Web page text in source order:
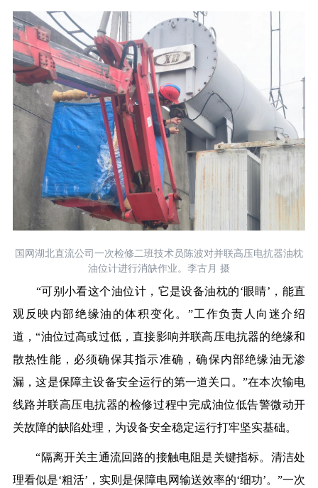
国网湖北直流公司一次检修二班技术员陈波对并联高压电抗器油枕
油位计进行消缺作业。李古月 摄
“可别小看这个油位计，它是设备油枕的‘眼睛’，能直
观反映内部绝缘油的体积变化。”工作负责人向迷介绍
道，“油位过高或过低，直接影响并联高压电抗器的绝缘和
散热性能，必须确保其指示准确，确保内部绝缘油无渗
漏，这是保障主设备安全运行的第一道关口。”在本次输电
线路并联高压电抗器的检修过程中完成油位低告警微动开
关故障的缺陷处理，为设备安全稳定运行打牢坚实基础。
“隔离开关主通流回路的接触电阻是关键指标。清洁处
理看似是‘粗活’，实则是保障电网输送效率的‘细功’。”一次